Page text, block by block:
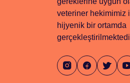
veteriner hekimimiz
hijyenik bir ortamda